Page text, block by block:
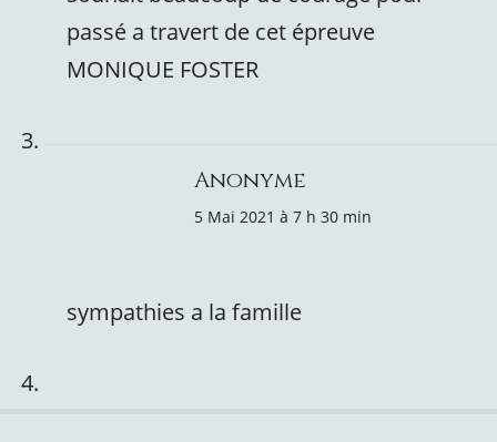
passé a travert de cet épreuve
MONIQUE FOSTER
Anonyme
5 Mai 2021 à 7 h 30 min
sympathies a la famille